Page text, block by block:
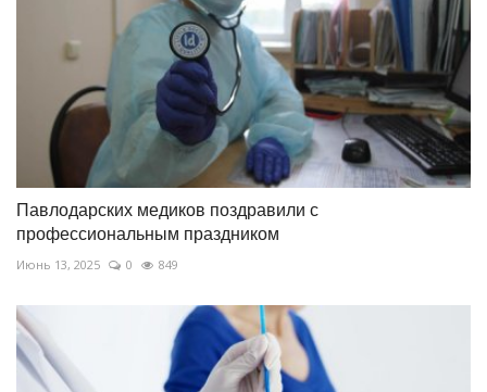
Павлодарских медиков поздравили с
профессиональным праздником
Июнь 13, 2025 0 849